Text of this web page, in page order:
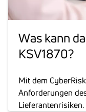
Was kann
KSV1870?
Mit dem
Anforderungen
Lieferantenrisiken.